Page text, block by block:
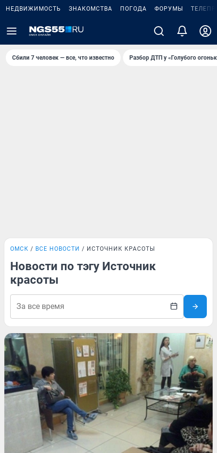
НЕДВИЖИМОСТЬ ЗНАКОМСТВА ПОГОДА ФОРУМЫ
Сбили 7 человек — все, что известно Разбор ДТП у «Голубого
ОМСК ВСЕ НОВОСТИ ИСТОЧНИК КРАСОТЫ
Новости по тэгу Источник
красоты